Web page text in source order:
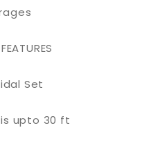
Set
upto 30 ft